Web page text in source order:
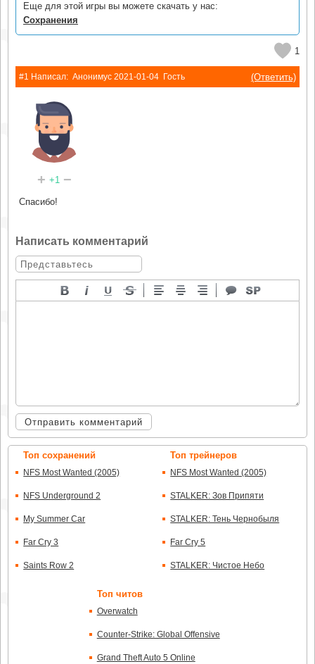
Топ сохранений
NFS Most Wanted (2005)
NFS Underground 2
My Summer Car
Far Cry 3
Saints Row 2
Топ трейнеров
NFS Most Wanted (2005)
STALKER: Зов Припяти
STALKER: Тень Чернобыля
Far Cry 5
STALKER: Чистое Небо
Топ читов
Overwatch
Counter-Strike: Global Offensive
Grand Theft Auto 5 Online
Еще для этой игры вы можете скачать у нас:
Сохранения
1
#1 Написал: Анонимус 2021-01-04 Гость (Ответить)
+ +1 −
Спасибо!
Написать комментарий
Отправить комментарий